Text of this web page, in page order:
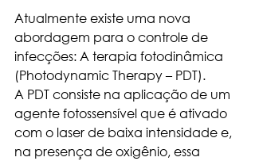
Atualmente existe uma nova
abordagem para o controle de
infecções: A terapia fotodinâmica
(Photodynamic Therapy – PDT).
A PDT consiste na aplicação de um
agente fotossensível que é ativado
com o laser de baixa intensidade e,
na presença de oxigênio, essa